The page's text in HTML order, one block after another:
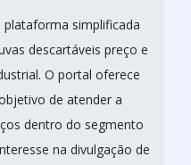
plataforma simplificada
descartáveis preço e
O portal oferece
de atender a
dentro do segmento
na divulgação de